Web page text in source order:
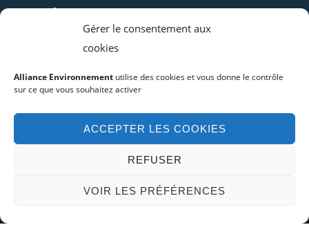
Gérer le consentement aux
cookies
Alliance Environnement utilise des cookies et vous donne le contrôle
sur ce que vous souhaitez activer
ACCEPTER LES COOKIES
REFUSER
VOIR LES PRÉFÉRENCES
Facebook
Linkedin
You tube
Politique de cookies (UE)
Politique de confidentialité